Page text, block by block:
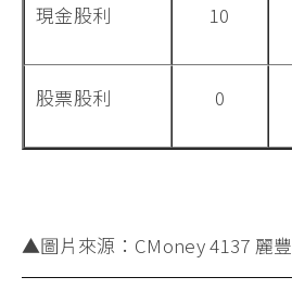
現金股利 10
股票股利 0
▲圖片來源：CMoney 4137 麗